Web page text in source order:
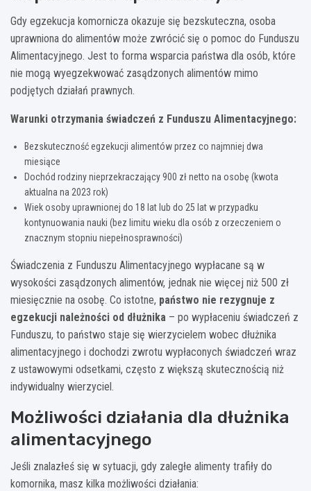
Gdy egzekucja komornicza okazuje się bezskuteczna, osoba
uprawniona do alimentów może zwrócić się o pomoc do Funduszu
Alimentacyjnego. Jest to forma wsparcia państwa dla osób, które
nie mogą wyegzekwować zasądzonych alimentów mimo
podjętych działań prawnych.
Warunki otrzymania świadczeń z Funduszu Alimentacyjnego:
Bezskuteczność egzekucji alimentów przez co najmniej dwa
miesiące
Dochód rodziny nieprzekraczający 900 zł netto na osobę (kwota
aktualna na 2023 rok)
Wiek osoby uprawnionej do 18 lat lub do 25 lat w przypadku
kontynuowania nauki (bez limitu wieku dla osób z orzeczeniem o
znacznym stopniu niepełnosprawności)
Świadczenia z Funduszu Alimentacyjnego wypłacane są w
wysokości zasądzonych alimentów, jednak nie więcej niż 500 zł
miesięcznie na osobę. Co istotne, państwo nie rezygnuje z
egzekucji należności od dłużnika – po wypłaceniu świadczeń z
Funduszu, to państwo staje się wierzycielem wobec dłużnika
alimentacyjnego i dochodzi zwrotu wypłaconych świadczeń wraz
z ustawowymi odsetkami, często z większą skutecznością niż
indywidualny wierzyciel.
Możliwości działania dla dłużnika
alimentacyjnego
Jeśli znalazłeś się w sytuacji, gdy zaległe alimenty trafiły do
komornika, masz kilka możliwości działania: